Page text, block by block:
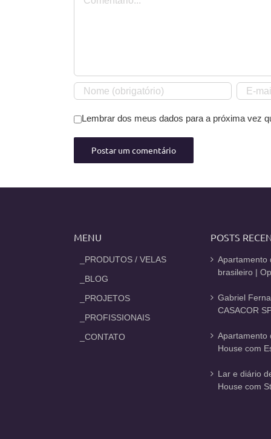
Lembrar dos meus dados para a próxima vez
MENU
_PRODUTOS / VELAS
_BLOG
_PROJETOS
_PROFISSIONAIS
_CONTATO
POSTS
Apartamento
brasileiro |
Gabriel
CASACOR
Apartamento
House com
Lar e diário
House com